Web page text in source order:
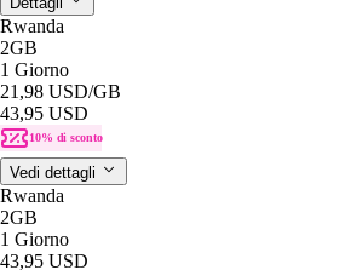
Rwanda
2GB
1 Giorno
21,98 USD/GB
43,95 USD
10% di sconto
Vedi dettagli
Rwanda
2GB
1 Giorno
43,95 USD